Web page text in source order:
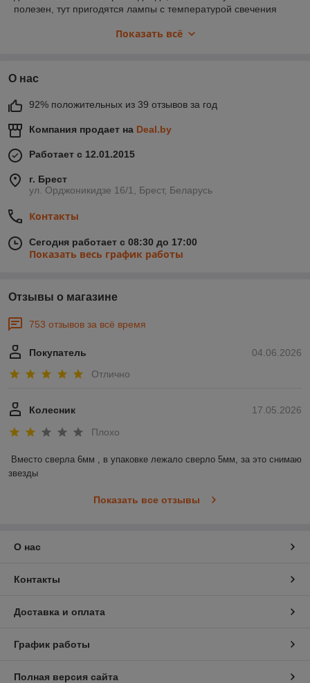
полезен, тут пригодятся лампы с температурой свечения
использовать лампы с температурой 3000 или 3500 К в
с температурой примерно 4200 - 4500 К дают оптимальный
жёлтый оттенок. А цветовая температура свыше 5000 К даёт
голубоватый оттенок.
Показать всё
О нас
92% положительных из 39 отзывов за год
Компания продает на Deal.by
Работает с 12.01.2015
г. Брест
ул. Орджоникидзе 16/1, Брест, Беларусь
Контакты
Сегодня работает с 08:30 до 17:00
Показать весь график работы
Отзывы о магазине
753 отзывов за всё время
04.06.2026
Покупатель
Отлично
17.05.2026
Колесник
Плохо
Вместо сверла 6мм , в упаковке лежало сверло 5мм, за это снимаю
звезды
Показать все отзывы
О нас
Контакты
Доставка и оплата
График работы
Полная версия сайта